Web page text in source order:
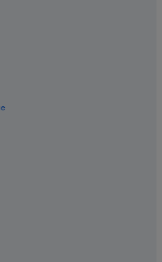
: hôtels à proximité